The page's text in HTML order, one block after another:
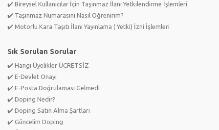
✔️ Bireysel Kullanıcılar İçin Taşınmaz İlanı Yetkilendirme İşlemleri
✔️ Taşınmaz Numarasını Nasıl Öğrenirim?
✔️ Motorlu Kara Taşıtı İlanı Yayınlama ( Yetki) İzni İşlemleri
Sık Sorulan Sorular
✔️ Hangi Üyelikler ÜCRETSİZ
✔️ E-Devlet Onayı
✔️ E-Posta Doğrulaması Gelmedi
✔️ Doping Nedir?
✔️ Doping Satın Alma Şartları
✔️ Güncelim Doping